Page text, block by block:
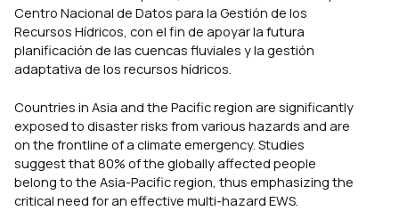
Centro Nacional de Datos para la Gestión de los
Recursos Hídricos, con el fin de apoyar la futura
planificación de las cuencas fluviales y la gestión
adaptativa de los recursos hídricos.
Countries in Asia and the Pacific region are significantly
exposed to disaster risks from various hazards and are
on the frontline of a climate emergency. Studies
suggest that 80% of the globally affected people
belong to the Asia-Pacific region, thus emphasizing the
critical need for an effective multi-hazard EWS.